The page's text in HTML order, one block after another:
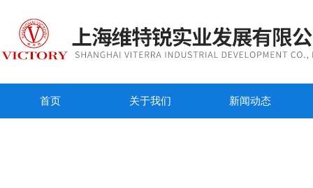
首页 关于我们 新闻动态